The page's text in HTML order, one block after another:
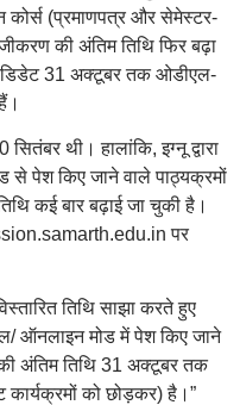
(प्रमाणपत्र और सेमेस्टर-
की अंतिम तिथि फिर बढ़ा
31 अक्टूबर तक ओडीएल-
थी। हालांकि, इग्नू द्वारा
पेश किए जाने वाले पाठ्यक्रमों
कई बार बढ़ाई जा चुकी है।
पर
तिथि साझा करते हुए
ऑनलाइन मोड में पेश किए जाने
अंतिम तिथि 31 अक्टूबर तक
को छोड़कर) है।”